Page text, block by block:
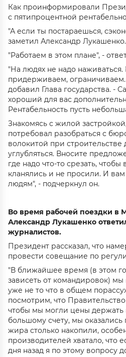
Как проинформировали
с пятипроцентной
"А если ты постараешься,
заметил Александр Лукашенко.
"Работаем в этом плане", -
"На людях не надо
придерживаем,
добавил Глава государства. -
хороший для вас
Рентабельность пусть
Знакомясь с жилой
потребовал разобраться с
волокитой при
углубляться. Вносите
где надо что-то срезать, чтобы
кланялись и не просили. И
людям", - подчеркнул он.
Во время рабочей поездки в
Александр Лукашенко
журналистов.
Президент рассказал, что
провести совещание по
"В ближайшее время (в этом
зависеть от командировок)
уже не то что в общем
посмотрим, что
чтобы мы могли цены держать
большому счету, мы оказались
жира столько накопили,
производителей хватало, что
дня назад я по этому вопросу